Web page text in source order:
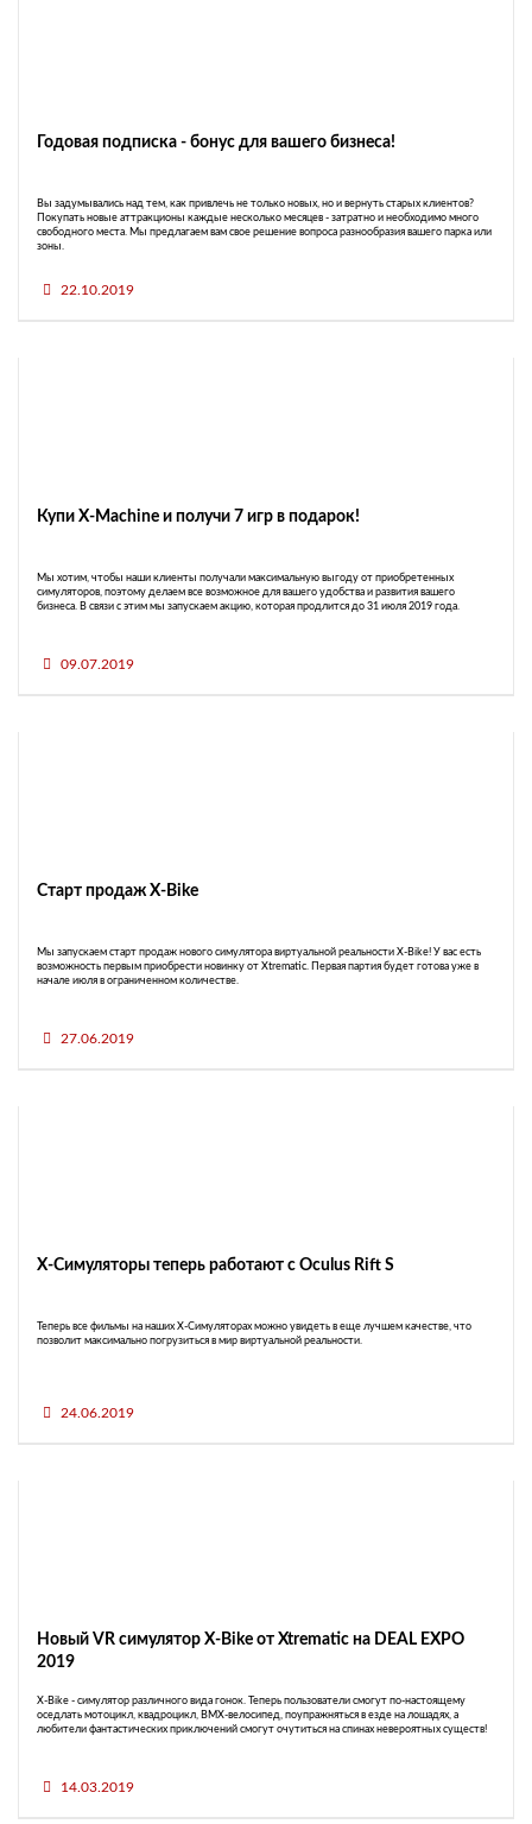
Годовая подписка - бонус для вашего бизнеса!
Вы задумывались над тем, как привлечь не только новых, но и вернуть старых клиентов?
Покупать новые аттракционы каждые несколько месяцев - затратно и необходимо много
свободного места. Мы предлагаем вам свое решение вопроса разнообразия вашего парка или
зоны.
22.10.2019
Купи X-Machine и получи 7 игр в подарок!
Мы хотим, чтобы наши клиенты получали максимальную выгоду от приобретенных
симуляторов, поэтому делаем все возможное для вашего удобства и развития вашего
бизнеса. В связи с этим мы запускаем акцию, которая продлится до 31 июля 2019 года.
09.07.2019
Старт продаж X-Bike
Мы запускаем старт продаж нового симулятора виртуальной реальности X-Bike! У вас есть
возможность первым приобрести новинку от Xtrematic. Первая партия будет готова уже в
начале июля в ограниченном количестве.
27.06.2019
X-Симуляторы теперь работают с Oculus Rift S
Теперь все фильмы на наших X-Симуляторах можно увидеть в еще лучшем качестве, что
позволит максимально погрузиться в мир виртуальной реальности.
24.06.2019
Новый VR симулятор X-Bike от Xtrematic на DEAL EXPO
2019
X-Bike - симулятор различного вида гонок. Теперь пользователи смогут по-настоящему
оседлать мотоцикл, квадроцикл, BMX-велосипед, поупражняться в езде на лошадях, а
любители фантастических приключений смогут очутиться на спинах невероятных существ!
14.03.2019